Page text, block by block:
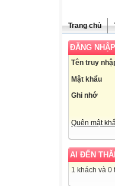
Trang chủ
ĐĂNG NHẬP
Tên truy
Mật khẩu
Ghi nhớ
Quên mật
AI ĐẾN
1 khách và 0